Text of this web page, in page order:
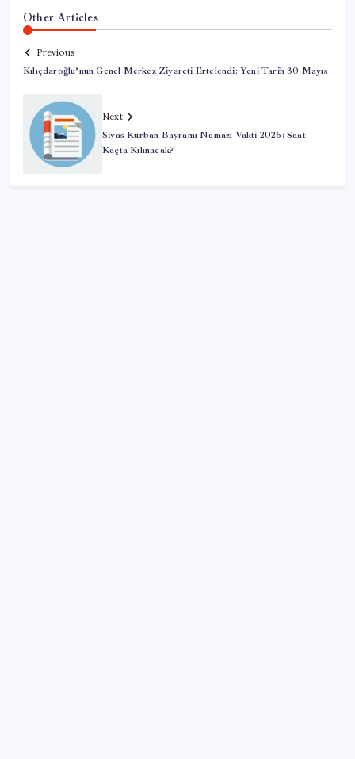
Other Articles
Previous
Kılıçdaroğlu’nun Genel Merkez Ziyareti Ertelendi: Yeni Tarih 30 Mayıs
Next
Sivas Kurban Bayramı Namazı Vakti 2026: Saat
Kaçta Kılınacak?